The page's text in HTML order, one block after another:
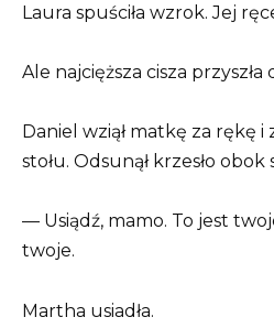
Laura spuściła wzrok. Jej
Ale najcięższa cisza
Daniel wziął matkę za rękę i
stołu. Odsunął krzesło obok
— Usiądź, mamo. To jest
twoje.
Martha usiadła.